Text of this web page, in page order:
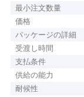
最小注文数量
価格
パッケージの詳細
受渡し時間
支払条件
供給の能力
耐候性